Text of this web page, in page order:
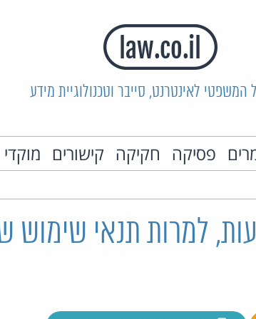
המשפטי לאינטרנט, סייבר וטכנולוגיית מידע
פסיקה חקיקה קישורים
למרות תנאי שימוש